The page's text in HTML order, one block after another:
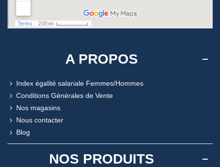
A PROPOS
Index égalité salariale Femmes/Hommes
Conditions Générales de Vente
Nos magasins
Nous contacter
Blog
NOS PRODUITS